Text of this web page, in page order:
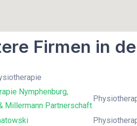
Firmen in
Nymphenburg,
Millermann Partnerschaft